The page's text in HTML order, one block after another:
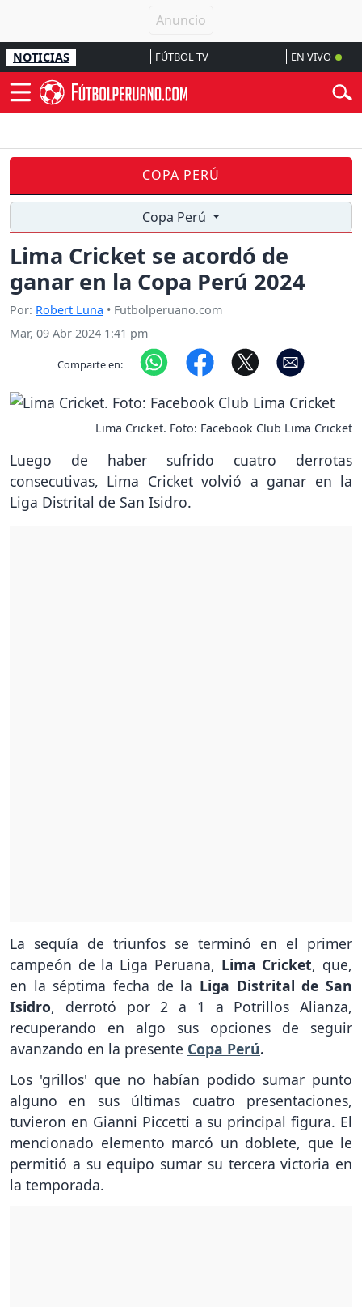
NOTICIAS FÚTBOL TV EN VIVO
COPA PERÚ
Copa Perú
Lima Cricket se acordó de
ganar en la Copa Perú 2024
Por: Robert Luna • Futbolperuano.com
Mar, 09 Abr 2024 1:41 pm
Comparte en:
Lima Cricket. Foto: Facebook Club Lima Cricket
Luego de haber sufrido cuatro derrotas
consecutivas, Lima Cricket volvió a ganar en la
Liga Distrital de San Isidro.
La sequía de triunfos se terminó en el primer
campeón de la Liga Peruana, Lima Cricket, que,
en la séptima fecha de la Liga Distrital de San
Isidro, derrotó por 2 a 1 a Potrillos Alianza,
recuperando en algo sus opciones de seguir
avanzando en la presente Copa Perú.
Los 'grillos' que no habían podido sumar punto
alguno en sus últimas cuatro presentaciones,
tuvieron en Gianni Piccetti a su principal figura. El
mencionado elemento marcó un doblete, que le
permitió a su equipo sumar su tercera victoria en
la temporada.